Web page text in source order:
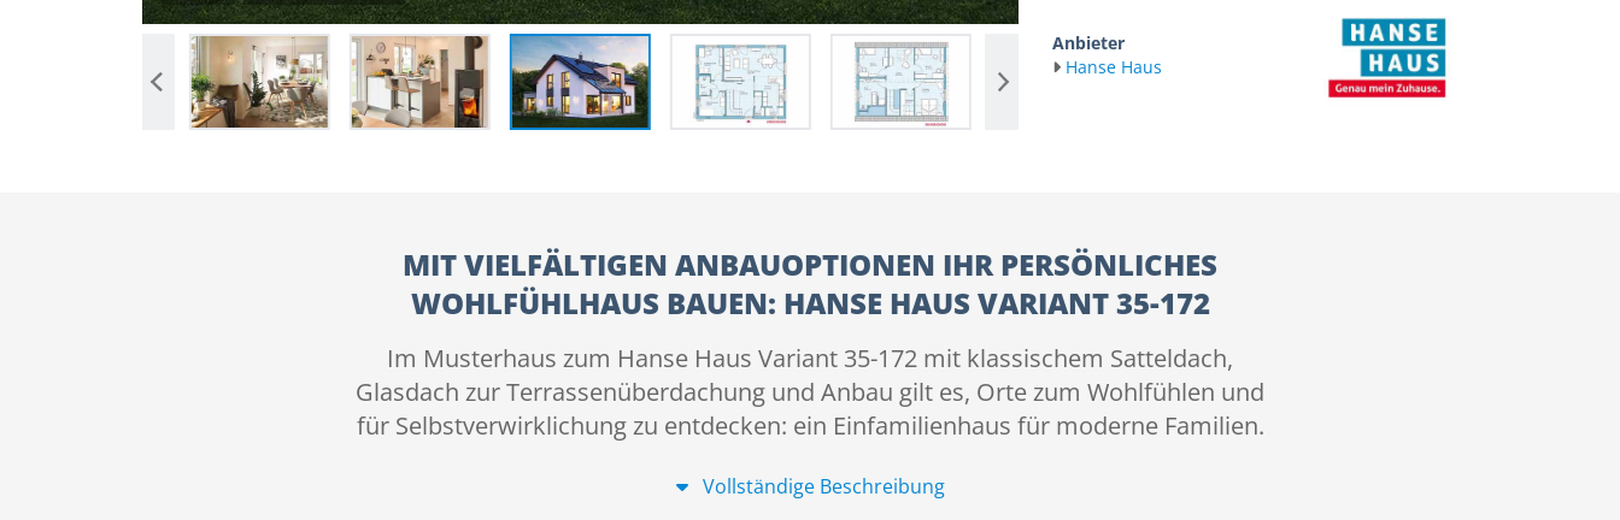
Anbieter
Hanse Haus
MIT VIELFÄLTIGEN ANBAUOPTIONEN IHR PERSÖNLICHES
WOHLFÜHLHAUS BAUEN: HANSE HAUS VARIANT 35-172
Im Musterhaus zum Hanse Haus Variant 35-172 mit klassischem Satteldach,
Glasdach zur Terrassenüberdachung und Anbau gilt es, Orte zum Wohlfühlen und
für Selbstverwirklichung zu entdecken: ein Einfamilienhaus für moderne Familien.
Vollständige Beschreibung